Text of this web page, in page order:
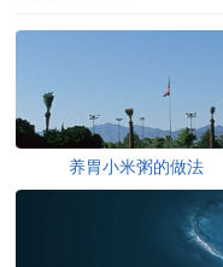
养胃小米粥的做法